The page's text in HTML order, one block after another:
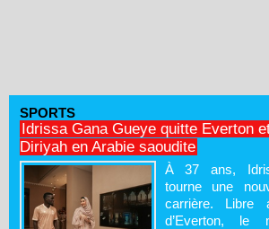
SPORTS
Idrissa Gana Gueye quitte Everton
Diriyah en Arabie saoudite
À 37 ans,
tourne une
carrière. Libre
d’Everton, le